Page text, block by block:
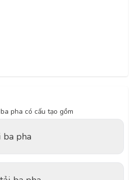
pha có cấu tạo gồm
ba pha